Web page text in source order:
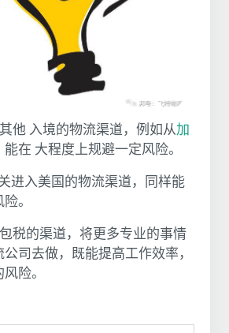
他 入境的物流渠道，例如从加
在 大程度上规避一定风险。
进入美国的物流渠道，同样能
。
税的渠道，将更多专业的事情
司去做，既能提高工作效率，
险。